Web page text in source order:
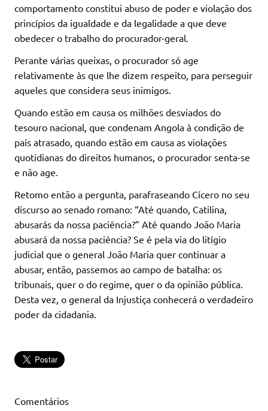
comportamento constitui abuso de poder e violação dos
princípios da igualdade e da legalidade a que deve
obedecer o trabalho do procurador-geral.
Perante várias queixas, o procurador só age
relativamente às que lhe dizem respeito, para perseguir
aqueles que considera seus inimigos.
Quando estão em causa os milhões desviados do
tesouro nacional, que condenam Angola à condição de
país atrasado, quando estão em causa as violações
quotidianas do direitos humanos, o procurador senta-se
e não age.
Retomo então a pergunta, parafraseando Cícero no seu
discurso ao senado romano: “Até quando, Catilina,
abusarás da nossa paciência?” Até quando João Maria
abusará da nossa paciência? Se é pela via do litígio
judicial que o general João Maria quer continuar a
abusar, então, passemos ao campo de batalha: os
tribunais, quer o do regime, quer o da opinião pública.
Desta vez, o general da Injustiça conhecerá o verdadeiro
poder da cidadania.
Comentários